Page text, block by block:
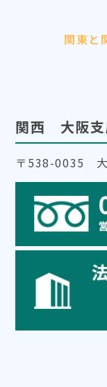
関東と
関西 大阪支
〒538-0035 大